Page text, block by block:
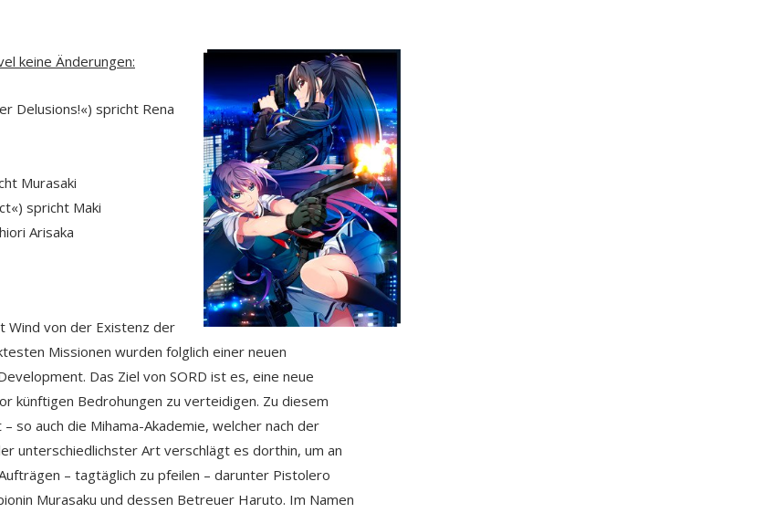
keine Änderungen:
Delusions!«) spricht Rena
Murasaki
spricht Maki
Arisaka
Wind von der Existenz der
Missionen wurden folglich einer neuen
Das Ziel von SORD ist es, eine neue
künftigen Bedrohungen zu verteidigen. Zu diesem
so auch die Mihama-Akademie, welcher nach der
unterschiedlichster Art verschlägt es dorthin, um an
– tagtäglich zu pfeilen – darunter Pistolero
Murasaku und dessen Betreuer Haruto. Im Namen